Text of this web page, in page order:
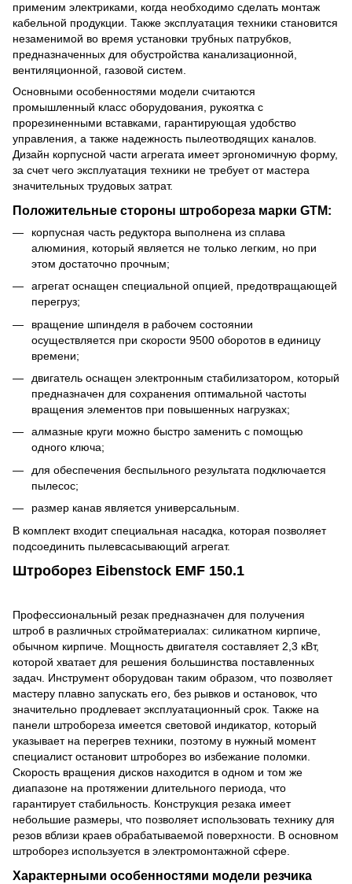
применим электриками, когда необходимо сделать монтаж
кабельной продукции. Также эксплуатация техники становится
незаменимой во время установки трубных патрубков,
предназначенных для обустройства канализационной,
вентиляционной, газовой систем.
Основными особенностями модели считаются
промышленный класс оборудования, рукоятка с
прорезиненными вставками, гарантирующая удобство
управления, а также надежность пылеотводящих каналов.
Дизайн корпусной части агрегата имеет эргономичную форму,
за счет чего эксплуатация техники не требует от мастера
значительных трудовых затрат.
Положительные стороны штробореза марки GTM:
корпусная часть редуктора выполнена из сплава
алюминия, который является не только легким, но при
этом достаточно прочным;
агрегат оснащен специальной опцией, предотвращающей
перегруз;
вращение шпинделя в рабочем состоянии
осуществляется при скорости 9500 оборотов в единицу
времени;
двигатель оснащен электронным стабилизатором, который
предназначен для сохранения оптимальной частоты
вращения элементов при повышенных нагрузках;
алмазные круги можно быстро заменить с помощью
одного ключа;
для обеспечения беспыльного результата подключается
пылесос;
размер канав является универсальным.
В комплект входит специальная насадка, которая позволяет
подсоединить пылевсасывающий агрегат.
Штроборез Eibenstock EMF 150.1
Профессиональный резак предназначен для получения
штроб в различных стройматериалах: силикатном кирпиче,
обычном кирпиче. Мощность двигателя составляет 2,3 кВт,
которой хватает для решения большинства поставленных
задач. Инструмент оборудован таким образом, что позволяет
мастеру плавно запускать его, без рывков и остановок, что
значительно продлевает эксплуатационный срок. Также на
панели штробореза имеется световой индикатор, который
указывает на перегрев техники, поэтому в нужный момент
специалист остановит штроборез во избежание поломки.
Скорость вращения дисков находится в одном и том же
диапазоне на протяжении длительного периода, что
гарантирует стабильность. Конструкция резака имеет
небольшие размеры, что позволяет использовать технику для
резов вблизи краев обрабатываемой поверхности. В основном
штроборез используется в электромонтажной сфере.
Характерными особенностями модели резчика